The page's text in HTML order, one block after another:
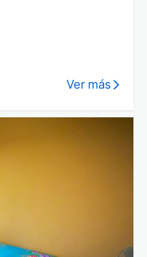
Ver más